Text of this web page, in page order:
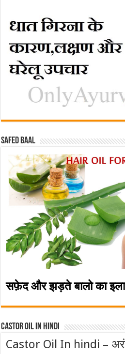
Safed baal
सफ़ेद और झड़ते बालो का
Castor Oil In Hindi
Castor Oil In hindi –